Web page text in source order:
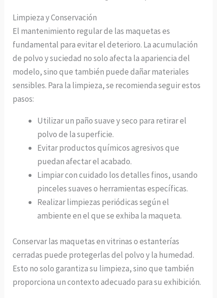
Limpieza y Conservación
El mantenimiento regular de las maquetas es
fundamental para evitar el deterioro. La acumulación
de polvo y suciedad no solo afecta la apariencia del
modelo, sino que también puede dañar materiales
sensibles. Para la limpieza, se recomienda seguir estos
pasos:
Utilizar un paño suave y seco para retirar el
polvo de la superficie.
Evitar productos químicos agresivos que
puedan afectar el acabado.
Limpiar con cuidado los detalles finos, usando
pinceles suaves o herramientas específicas.
Realizar limpiezas periódicas según el
ambiente en el que se exhiba la maqueta.
Conservar las maquetas en vitrinas o estanterías
cerradas puede protegerlas del polvo y la humedad.
Esto no solo garantiza su limpieza, sino que también
proporciona un contexto adecuado para su exhibición.